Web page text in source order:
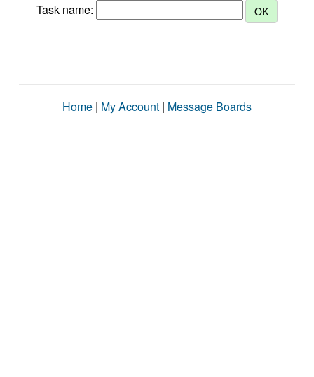
Task name:
Home | My Account | Message Boards